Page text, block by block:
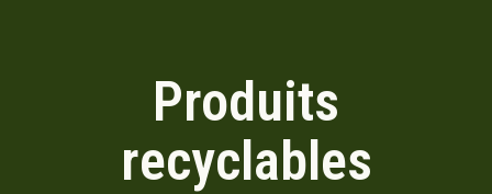
Produits
recyclables